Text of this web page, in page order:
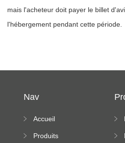
mais l'acheteur doit payer le billet
l'hébergement pendant cette période.
Nav
Accueil
Produits